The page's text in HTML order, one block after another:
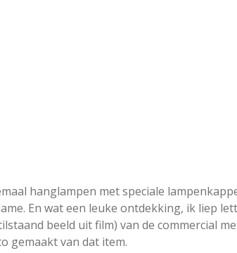
hanglampen met speciale
En wat een leuke ontdekking, ik liep
beeld uit film) van de commercial
gemaakt van dat item.